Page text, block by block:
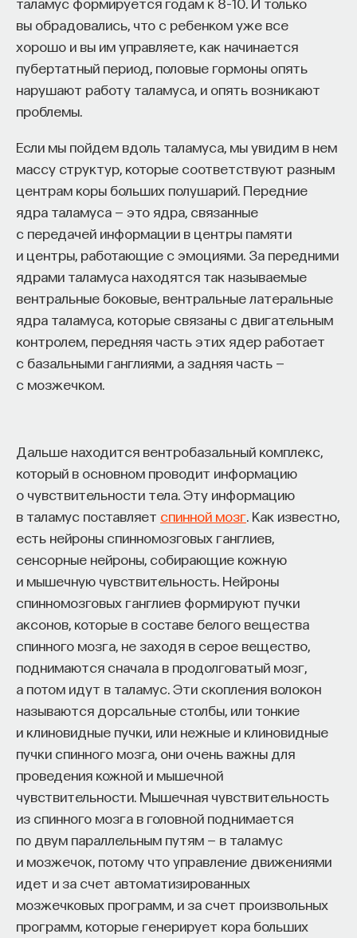
вы обрадовались, что с ребенком уже все
хорошо и вы им управляете, как начинается
пубертатный период, половые гормоны опять
нарушают работу таламуса, и опять возникают
проблемы.
Если мы пойдем вдоль таламуса, мы увидим в нем
массу структур, которые соответствуют разным
центрам коры больших полушарий. Передние
ядра таламуса — это ядра, связанные
с передачей информации в центры памяти
и центры, работающие с эмоциями. За передними
ядрами таламуса находятся так называемые
вентральные боковые, вентральные латеральные
ядра таламуса, которые связаны с двигательным
контролем, передняя часть этих ядер работает
с базальными ганглиями, а задняя часть —
с мозжечком.
Дальше находится вентробазальный комплекс,
который в основном проводит информацию
о чувствительности тела. Эту информацию
в таламус поставляет спинной мозг . Как известно,
есть нейроны спинномозговых ганглиев,
сенсорные нейроны, собирающие кожную
и мышечную чувствительность. Нейроны
спинномозговых ганглиев формируют пучки
аксонов, которые в составе белого вещества
спинного мозга, не заходя в серое вещество,
поднимаются сначала в продолговатый мозг,
а потом идут в таламус. Эти скопления волокон
называются дорсальные столбы, или тонкие
и клиновидные пучки, или нежные и клиновидные
пучки спинного мозга, они очень важны для
проведения кожной и мышечной
чувствительности. Мышечная чувствительность
из спинного мозга в головной поднимается
по двум параллельным путям — в таламус
и мозжечок, потому что управление движениями
идет и за счет автоматизированных
мозжечковых программ, и за счет произвольных
программ, которые генерирует кора больших
оно формируется. Нам долго казалось, что
преподаватель может просто хорошо и логично
изложить материал, а студент — зафиксировать
его и затем воспроизвести. Но самый важный
момент происходит потом, когда человек
и пытается что-то с ним сделать. И получается,
что настоящее образование происходит
не в аудитории, а за ее пределами».
ИИ полезен не как костыль, а как
сложный собеседник
«Мы не наказываем студентов за использование
ИИ, потому что сам факт его использования еще
ничего не объясняет. Важно не то, что студент
обратился к ИИ, а то, как именно он это делает.
Если воспринимать ИИ просто как помощника,
нагрузку — а университет вообще не для этого
создан. Они некритично делегируют агенту
самые разные задачи и переносят в эту
коммуникацию далеко не лучшие привычки.
Но если использовать ИИ как сложного
собеседника, который заставляет уточнять
основания, спорить и продумывать собственную
позицию, тогда студент действительно
продвигается. Решающее значение имеет
не объем общения и не тип задания, а характер
самой коммуникации».
«Мыслить как учёный» — подкаст основателя
ПостНауки Ивара Максутова о людях, которые
меняют мир. В каждом выпуске — разговоры
с исследователями, предпринимателями,
инвесторами и изобретателями. За десятки
эпизодов Ивар обсудил большие языковые
данные в фармацевтике с Ириной Ефименко,
агротехнологии с Михаилом Тавером и много
других тем — от коучинга до фармакогенетики.
В будущих выпусках их список будет только
расширяться — слушайте подкаст на YouTube,